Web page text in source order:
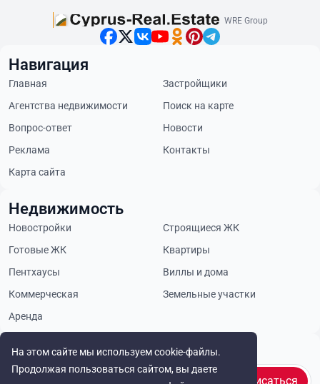
На этом сайте мы используем cookie-файлы.
Продолжая пользоваться сайтом, вы даете
WRE Group
Будьте в курсе
Подписаться
Навигация
Главная
Застройщики
Агентства недвижимости
Поиск на карте
Вопрос-ответ
Новости
Реклама
Контакты
Карта сайта
Недвижимость
Новостройки
Строящиеся ЖК
Готовые ЖК
Квартиры
Пентхаусы
Виллы и дома
Коммерческая
Земельные участки
Аренда